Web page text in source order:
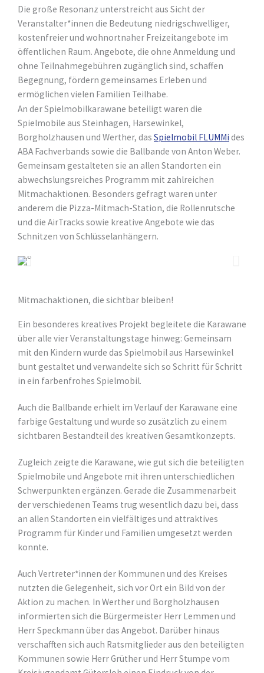
Die große Resonanz unterstreicht aus Sicht der
Veranstalter*innen die Bedeutung niedrigschwelliger,
kostenfreier und wohnortnaher Freizeitangebote im
öffentlichen Raum. Angebote, die ohne Anmeldung und
ohne Teilnahmegebühren zugänglich sind, schaffen
Begegnung, fördern gemeinsames Erleben und
ermöglichen vielen Familien Teilhabe.
An der Spielmobilkarawane beteiligt waren die
Spielmobile aus Steinhagen, Harsewinkel,
Borgholzhausen und Werther, das Spielmobil FLUMMi des
ABA Fachverbands sowie die Ballbande von Anton Weber.
Gemeinsam gestalteten sie an allen Standorten ein
abwechslungsreiches Programm mit zahlreichen
Mitmachaktionen. Besonders gefragt waren unter
anderem die Pizza-Mitmach-Station, die Rollenrutsche
und die AirTracks sowie kreative Angebote wie das
Schnitzen von Schlüsselanhängern.
Mitmachaktionen, die sichtbar bleiben!
Ein besonderes kreatives Projekt begleitete die Karawane
über alle vier Veranstaltungstage hinweg: Gemeinsam
mit den Kindern wurde das Spielmobil aus Harsewinkel
bunt gestaltet und verwandelte sich so Schritt für Schritt
in ein farbenfrohes Spielmobil.
Auch die Ballbande erhielt im Verlauf der Karawane eine
farbige Gestaltung und wurde so zusätzlich zu einem
sichtbaren Bestandteil des kreativen Gesamtkonzepts.
Zugleich zeigte die Karawane, wie gut sich die beteiligten
Spielmobile und Angebote mit ihren unterschiedlichen
Schwerpunkten ergänzen. Gerade die Zusammenarbeit
der verschiedenen Teams trug wesentlich dazu bei, dass
an allen Standorten ein vielfältiges und attraktives
Programm für Kinder und Familien umgesetzt werden
konnte.
Auch Vertreter*innen der Kommunen und des Kreises
nutzten die Gelegenheit, sich vor Ort ein Bild von der
Aktion zu machen. In Werther und Borgholzhausen
informierten sich die Bürgermeister Herr Lemmen und
Herr Speckmann über das Angebot. Darüber hinaus
verschafften sich auch Ratsmitglieder aus den beteiligten
Kommunen sowie Herr Grüther und Herr Stumpe vom